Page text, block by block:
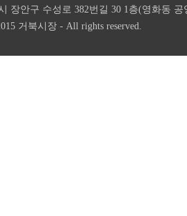
장안구 수성로 382번길 30 1층(영화동 공
거북시장 - All rights reserved.